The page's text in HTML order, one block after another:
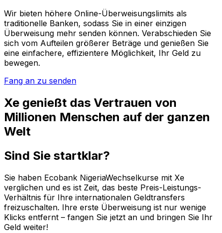
Wir bieten höhere Online-Überweisungslimits als
traditionelle Banken, sodass Sie in einer einzigen
Überweisung mehr senden können. Verabschieden Sie
sich vom Aufteilen größerer Beträge und genießen Sie
eine einfachere, effizientere Möglichkeit, Ihr Geld zu
bewegen.
Fang an zu senden
Xe genießt das Vertrauen von
Millionen Menschen auf der ganzen
Welt
Sind Sie startklar?
Sie haben Ecobank NigeriaWechselkurse mit Xe
verglichen und es ist Zeit, das beste Preis-Leistungs-
Verhältnis für Ihre internationalen Geldtransfers
freizuschalten. Ihre erste Überweisung ist nur wenige
Klicks entfernt – fangen Sie jetzt an und bringen Sie Ihr
Geld weiter!